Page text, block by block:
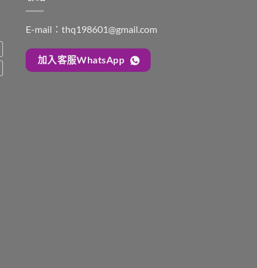
E-mail： thq198601@gmail.com
加入客服WhatsApp